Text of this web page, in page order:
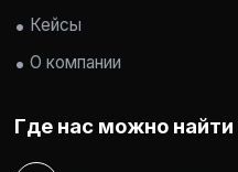
Кейсы
О компании
Где нас можно найти